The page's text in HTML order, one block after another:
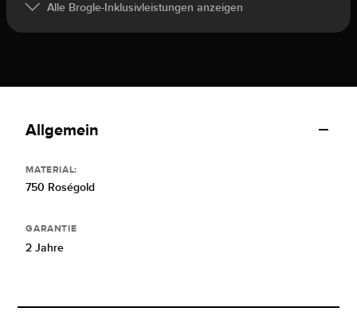
Alle Brogle-Inklusivleistungen anzeigen
Allgemein
MATERIAL:
750 Roségold
GARANTIE
2 Jahre